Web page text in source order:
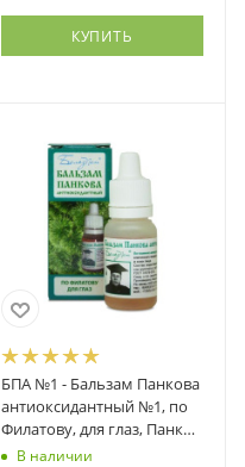
КУПИТЬ
БПА №1 - Бальзам Панкова
антиоксидантный №1, по
Филатову, для глаз, Панков
Медсервис, 10 мл
В наличии